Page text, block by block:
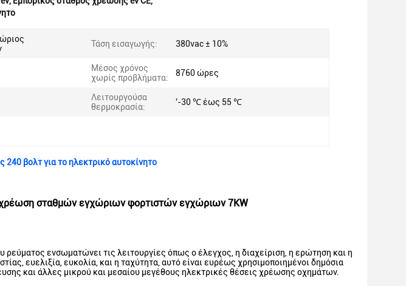
Τάση εισαγωγής: 380vac ± 10%
Μέσος χρόνος
χωρίς προβλήματα:
8760 ώρες
Λειτουργούσα
θερμοκρασία:
'-30 ℃ έως 55 ℃
βολτ για το ηλεκτρικό αυτοκίνητο
σταθμών εγχώριων φορτιστών εγχώριων 7KW
ενσωματώνει τις λειτουργίες όπως ο έλεγχος, η διαχείριση, η ερώτηση και η
ευελιξία, ευκολία, και η ταχύτητα, αυτό είναι ευρέως χρησιμοποιημένοι δημόσια
και άλλες μικρού και μεσαίου μεγέθους ηλεκτρικές θέσεις χρέωσης οχημάτων.